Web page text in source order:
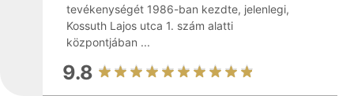
tevékenységét 1986-ban kezdte, jelenlegi,
Kossuth Lajos utca 1. szám alatti
központjában ...
9.8